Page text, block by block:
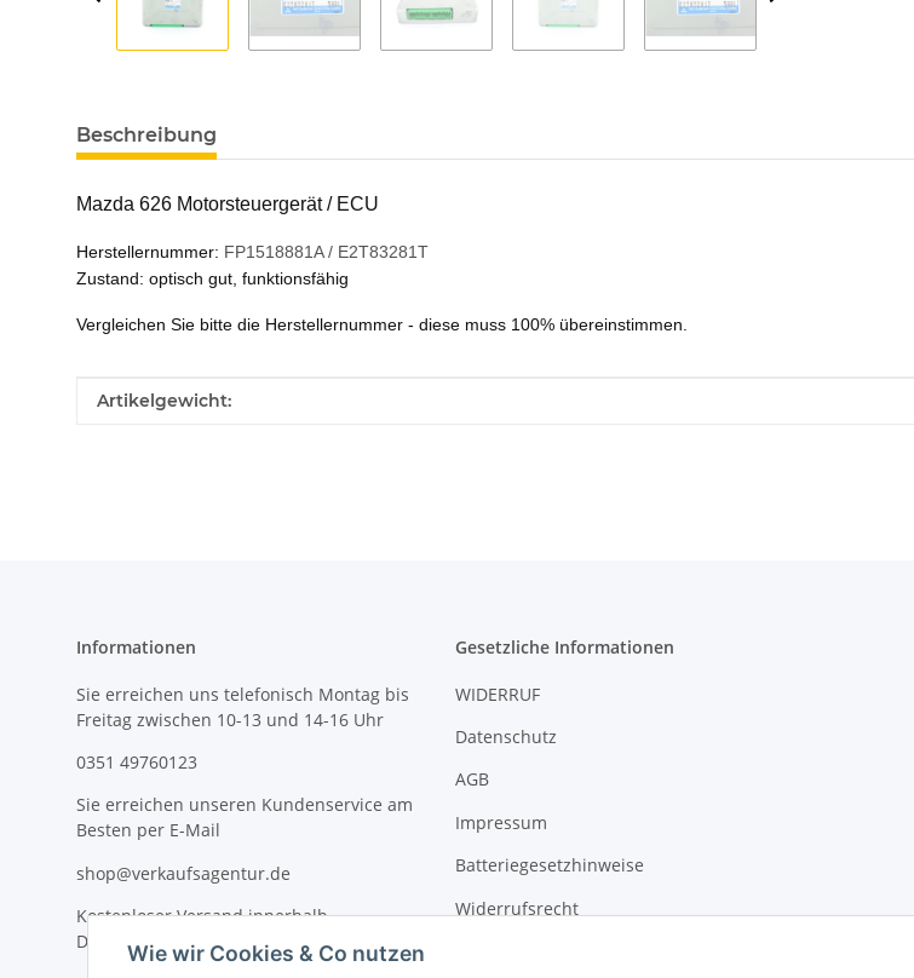
Wie wir Cookies & Co nutzen
Beschreibung
Mazda 626 Motorsteuergerät / ECU
Herstellernummer: FP1518881A / E2T83281T
Zustand: optisch gut, funktionsfähig
Vergleichen Sie bitte die Herstellernummer - diese muss 100% übereinstimmen.
Produkteigenschaft
Wert
Artikelgewicht:
Informationen
Sie erreichen uns telefonisch Montag bis
Freitag zwischen 10-13 und 14-16 Uhr
0351 49760123
Sie erreichen unseren Kundenservice am
Besten per E-Mail
shop@verkaufsagentur.de
Kostenloser Versand innerhalb
Deutschlands
Gesetzliche Informationen
WIDERRUF
Datenschutz
AGB
Impressum
Batteriegesetzhinweise
Widerrufsrecht